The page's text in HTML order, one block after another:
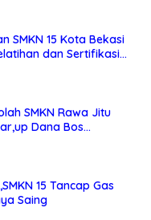
SMKN 15 Kota Bekasi
dan Sertifikasi
SMKN Rawa Jitu
Dana Bos
15 Tancap Gas
Saing